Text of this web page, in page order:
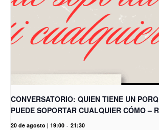
CONVERSATORIO: QUIEN TIENE UN
PUEDE SOPORTAR CUALQUIER CÓMO –
20 de agosto | 19:00 - 21:30